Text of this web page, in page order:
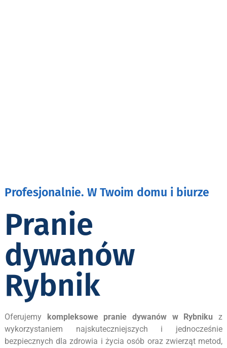
Profesjonalnie. W Twoim domu i biurze
Pranie
dywanów
Rybnik
Oferujemy kompleksowe pranie dywanów w Rybniku z
wykorzystaniem najskuteczniejszych i jednocześnie
bezpiecznych dla zdrowia i życia osób oraz zwierząt metod,